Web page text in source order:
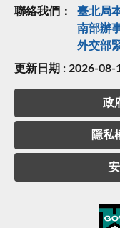
聯絡我們： 臺北局
南部辦
外交部
更新日期 : 2026-08-
政
隱私